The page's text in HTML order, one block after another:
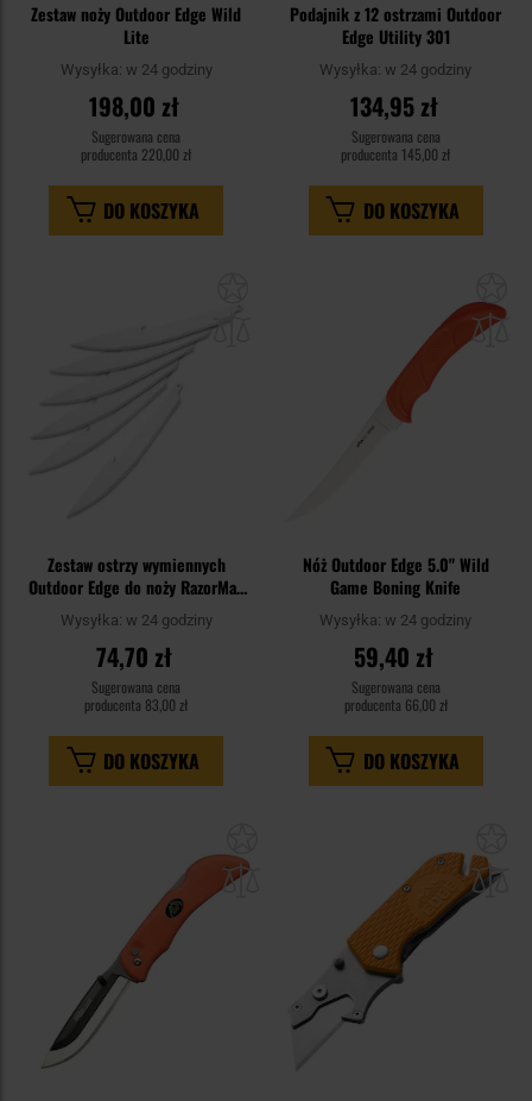
Zestaw noży Outdoor Edge Wild
Lite
Wysyłka: w 24 godziny
198,00 zł
Sugerowana cena
producenta 220,00 zł
DO KOSZYKA
Podajnik z 12 ostrzami Outdoor
Edge Utility 301
Wysyłka: w 24 godziny
134,95 zł
Sugerowana cena
producenta 145,00 zł
DO KOSZYKA
Zestaw ostrzy wymiennych
Outdoor Edge do noży RazorMax
12,7 cm - 6 szt.
Wysyłka: w 24 godziny
74,70 zł
Sugerowana cena
producenta 83,00 zł
DO KOSZYKA
Nóż Outdoor Edge 5.0" Wild
Game Boning Knife
Wysyłka: w 24 godziny
59,40 zł
Sugerowana cena
producenta 66,00 zł
DO KOSZYKA